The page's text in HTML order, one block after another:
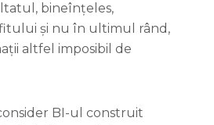
bineînțeles,
și nu în ultimul rând,
altfel imposibil de
BI-ul construit